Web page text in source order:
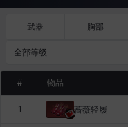
武器 胸部
全部等级
# 物品
1 蔷薇轻履